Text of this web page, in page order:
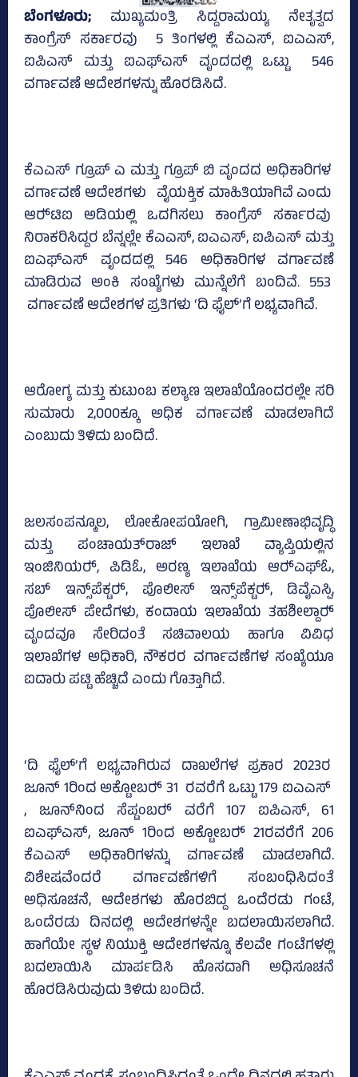
ಬೆಂಗಳೂರು; ಮುಖ್ಯಮಂತ್ರಿ ಸಿದ್ದರಾಮಯ್ಯ ನೇತೃತ್ವದ
ಕಾಂಗ್ರೆಸ್‌ ಸರ್ಕಾರವು 5 ತಿಂಗಳಲ್ಲಿ ಕೆಎಎಸ್‌, ಐಎಎಸ್‌,
ಐಪಿಎಸ್‌ ಮತ್ತು ಐಎಫ್‌ಎಸ್‌ ವೃಂದದಲ್ಲಿ ಒಟ್ಟು 546
ವರ್ಗಾವಣೆ ಆದೇಶಗಳನ್ನು ಹೊರಡಿಸಿದೆ.
ಕೆಎಎಸ್‌ ಗ್ರೂಪ್‌ ಎ ಮತ್ತು ಗ್ರೂಪ್‌ ಬಿ ವೃಂದದ ಅಧಿಕಾರಿಗಳ
ವರ್ಗಾವಣೆ ಆದೇಶಗಳು ವೈಯಕ್ತಿಕ ಮಾಹಿತಿಯಾಗಿವೆ ಎಂದು
ಆರ್‍‌ಟಿಐ ಅಡಿಯಲ್ಲಿ ಒದಗಿಸಲು ಕಾಂಗ್ರೆಸ್‌ ಸರ್ಕಾರವು
ನಿರಾಕರಿಸಿದ್ದರ ಬೆನ್ನಲ್ಲೇ ಕೆಎಎಸ್‌, ಐಎಎಸ್‌, ಐಪಿಎಸ್‌ ಮತ್ತು
ಐಎಫ್‌ಎಸ್‌ ವೃಂದದಲ್ಲಿ 546 ಅಧಿಕಾರಿಗಳ ವರ್ಗಾವಣೆ
ಮಾಡಿರುವ ಅಂಕಿ ಸಂಖ್ಯೆಗಳು ಮುನ್ನೆಲೆಗೆ ಬಂದಿವೆ. 553
ವರ್ಗಾವಣೆ ಆದೇಶಗಳ ಪ್ರತಿಗಳು ‘ದಿ ಫೈಲ್‌’ಗೆ ಲಭ್ಯವಾಗಿವೆ.
ಆರೋಗ್ಯ ಮತ್ತು ಕುಟುಂಬ ಕಲ್ಯಾಣ ಇಲಾಖೆಯೊಂದರಲ್ಲೇ ಸರಿ
ಸುಮಾರು 2,000ಕ್ಕೂ ಅಧಿಕ ವರ್ಗಾವಣೆ ಮಾಡಲಾಗಿದೆ
ಎಂಬುದು ತಿಳಿದು ಬಂದಿದೆ.
ಜಲಸಂಪನ್ಮೂಲ, ಲೋಕೋಪಯೋಗಿ, ಗ್ರಾಮೀಣಾಭಿವೃದ್ಧಿ
ಮತ್ತು ಪಂಚಾಯತ್‌ರಾಜ್‌ ಇಲಾಖೆ ವ್ಯಾಪ್ತಿಯಲ್ಲಿನ
ಇಂಜಿನಿಯರ್‍‌, ಪಿಡಿಓ, ಅರಣ್ಯ ಇಲಾಖೆಯ ಆರ್‍‌ಎಫ್‌ಓ,
ಸಬ್‌ ಇನ್ಸ್‌ಪೆಕ್ಟರ್‍‌, ಪೊಲೀಸ್‌ ಇನ್ಸ್‌ಪೆಕ್ಟರ್‍‌, ಡಿವೈಎಸ್ಪಿ,
ಪೊಲೀಸ್‌ ಪೇದೆಗಳು, ಕಂದಾಯ ಇಲಾಖೆಯ ತಹಶೀಲ್ದಾರ್‍‌
ವೃಂದವೂ ಸೇರಿದಂತೆ ಸಚಿವಾಲಯ ಹಾಗೂ ವಿವಿಧ
ಇಲಾಖೆಗಳ ಅಧಿಕಾರಿ, ನೌಕರರ ವರ್ಗಾವಣೆಗಳ ಸಂಖ್ಯೆಯೂ
ಐದಾರು ಪಟ್ಟಿ ಹೆಚ್ಚಿದೆ ಎಂದು ಗೊತ್ತಾಗಿದೆ.
‘ದಿ ಫೈಲ್‌’ಗೆ ಲಭ್ಯವಾಗಿರುವ ದಾಖಲೆಗಳ ಪ್ರಕಾರ 2023ರ
ಜೂನ್‌ 1ರಿಂದ ಅಕ್ಟೋಬರ್‍‌ 31 ರವರೆಗೆ ಒಟ್ಟು 179 ಐಎಎಸ್
, ಜೂನ್‌ನಿಂದ ಸೆಪ್ಟಂಬರ್‍‌ ವರೆಗೆ 107 ಐಪಿಎಸ್‌, 61
ಐಎಫ್‌ಎಸ್‌, ಜೂನ್‌ 1ರಿಂದ ಅಕ್ಟೋಬರ್‍‌ 21ರವರೆಗೆ 206
ಕೆಎಎಸ್‌ ಅಧಿಕಾರಿಗಳನ್ನು ವರ್ಗಾವಣೆ ಮಾಡಲಾಗಿದೆ.
ವಿಶೇಷವೆಂದರೆ ವರ್ಗಾವಣೆಗಳಿಗೆ ಸಂಬಂಧಿಸಿದಂತೆ
ಅಧಿಸೂಚನೆ, ಆದೇಶಗಳು ಹೊರಬಿದ್ದ ಒಂದೆರಡು ಗಂಟೆ,
ಒಂದೆರಡು ದಿನದಲ್ಲಿ ಆದೇಶಗಳನ್ನೇ ಬದಲಾಯಿಸಲಾಗಿದೆ.
ಹಾಗೆಯೇ ಸ್ಥಳ ನಿಯುಕ್ತಿ ಆದೇಶಗಳನ್ನೂ ಕೆಲವೇ ಗಂಟೆಗಳಲ್ಲಿ
ಬದಲಾಯಿಸಿ ಮಾರ್ಪಡಿಸಿ ಹೊಸದಾಗಿ ಅಧಿಸೂಚನೆ
ಹೊರಡಿಸಿರುವುದು ತಿಳಿದು ಬಂದಿದೆ.